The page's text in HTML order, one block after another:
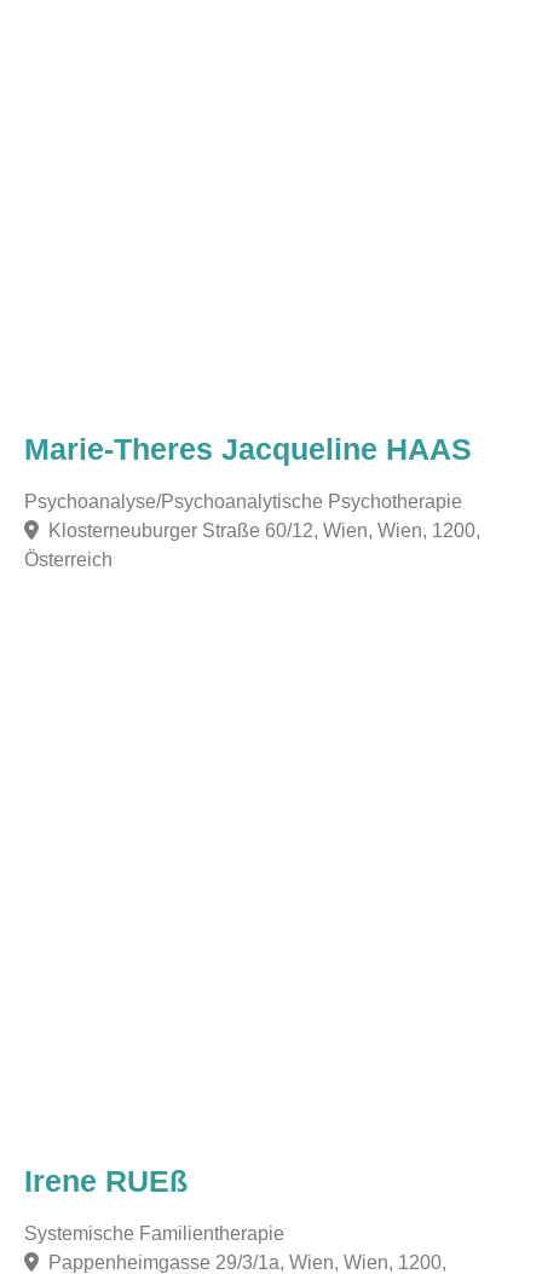
Marie-Theres Jacqueline HAAS
Psychoanalyse/Psychoanalytische Psychotherapie
Klosterneuburger Straße 60/12, Wien, Wien, 1200,
Österreich
Irene RUEß
Systemische Familientherapie
Pappenheimgasse 29/3/1a, Wien, Wien, 1200,